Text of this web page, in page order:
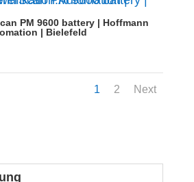
PM 9600 battery | Hoffmann
| Bielefeld
1 2 Next